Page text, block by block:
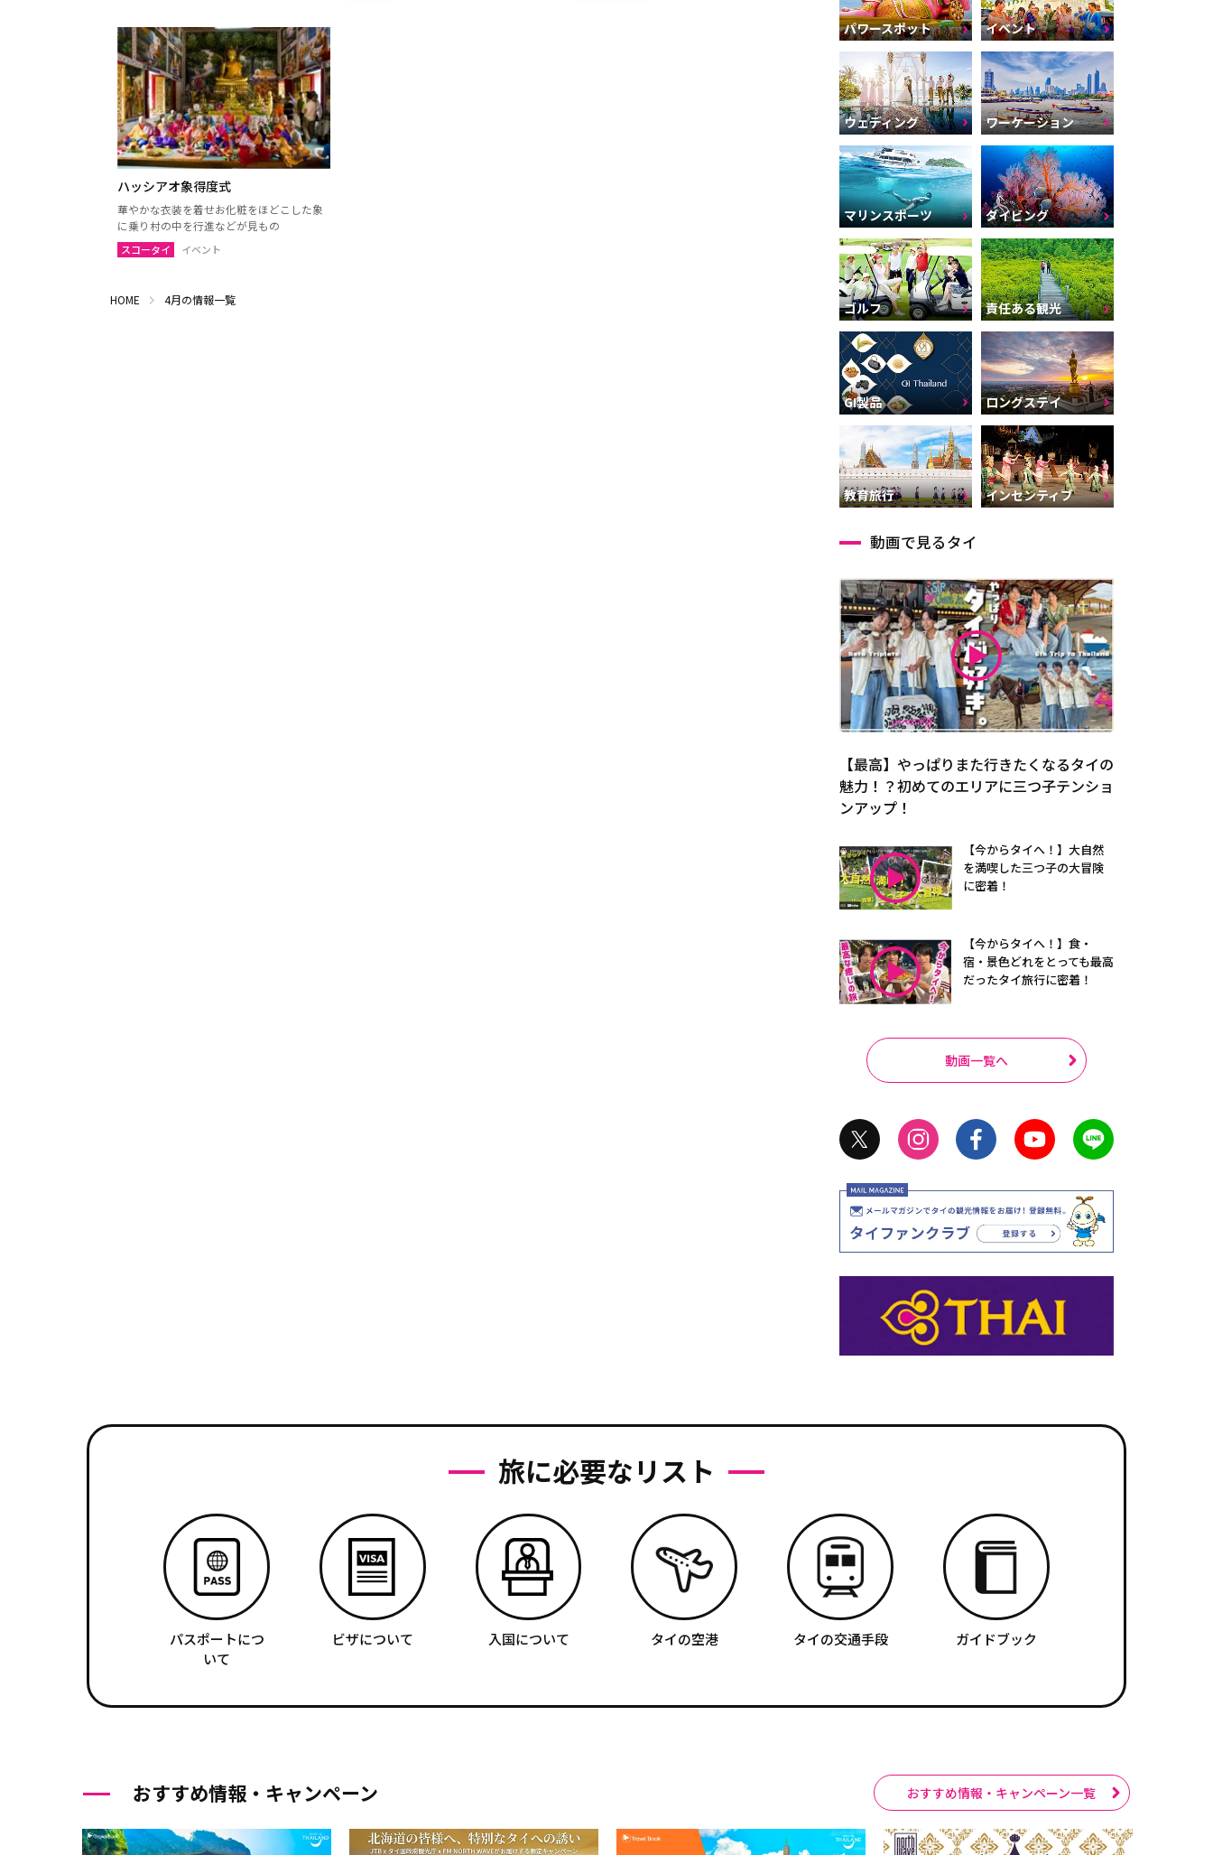
プーケット
ランタ島（クラビ）
カオラック（パンガー）
ナコーンシータマラート
ラノーン
スラーターニー
ハッシアオ象得度式
華やかな衣装を着せお化粧をほどこした象
に乗り村の中を行進などが見もの
スコータイ イベント
HOME 4月の情報一覧
パワースポット イベント
ウェディング ワーケーション
マリンスポーツ ダイビング
ゴルフ 責任ある観光
GI製品 ロングステイ
教育旅行 インセンティブ
動画で見るタイ
【最高】やっぱりまた行きたくなるタイの
魅力！？初めてのエリアに三つ子テンショ
ンアップ！
【今からタイへ！】大自然
を満喫した三つ子の大冒険
に密着！
【今からタイへ！】食・
宿・景色どれをとっても最高
だったタイ旅行に密着！
動画一覧へ
旅に必要なリスト
パスポートにつ
いて
ビザについて 入国について タイの空港 タイの交通手段 ガイドブック
おすすめ情報・キャンペーン おすすめ情報・キャンペーン一覧